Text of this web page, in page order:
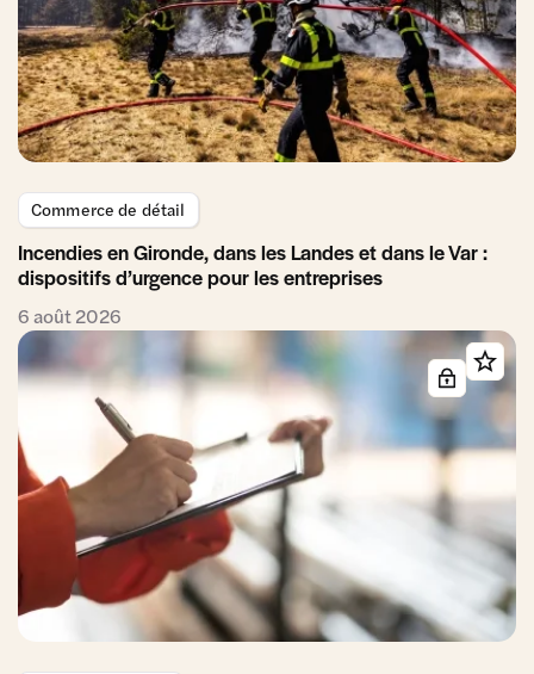
Commerce de détail
Incendies en Gironde, dans les Landes et dans le Var :
dispositifs d’urgence pour les entreprises
6 août 2026